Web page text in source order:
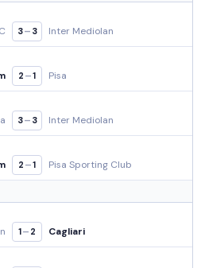
3– 3 Inter Mediolan
2 –1 Pisa
3– 3 Inter Mediolan
2 –1 Pisa Sporting Club
1– 2 Cagliari